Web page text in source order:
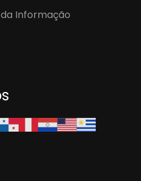
Informação